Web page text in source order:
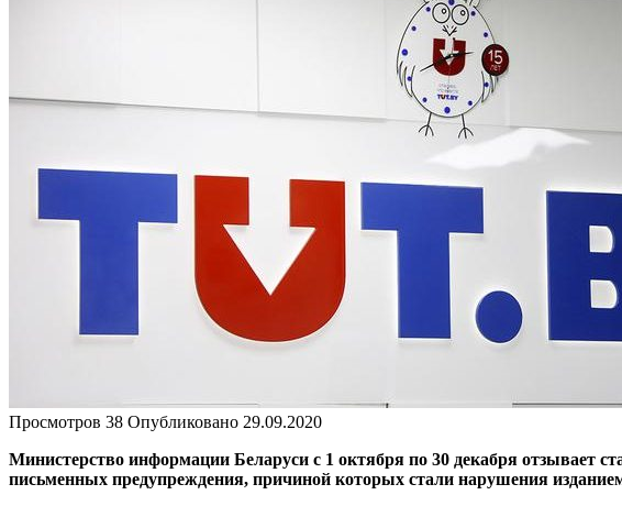
Просмотров 38 Опубликовано 29.09.2020
Министерство информации Беларуси с 1 октября по 30 декабря отзывает
письменных предупреждения, причиной которых стали нарушения